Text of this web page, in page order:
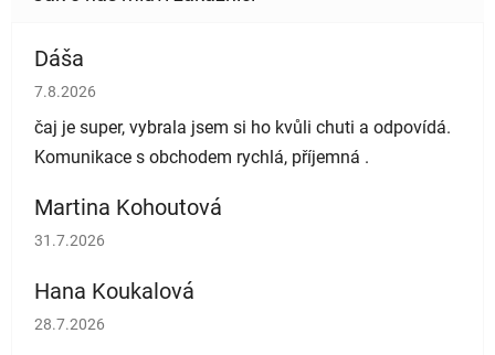
Dáša
Hodnocení obchodu je 5 z 5 hvězdiček.
7.8.2026
čaj je super, vybrala jsem si ho kvůli chuti a odpovídá.
Komunikace s obchodem rychlá, příjemná .
Martina Kohoutová
Hodnocení obchodu je 5 z 5 hvězdiček.
31.7.2026
Hana Koukalová
Hodnocení obchodu je 5 z 5 hvězdiček.
28.7.2026